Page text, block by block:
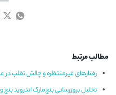
مطالب مرتبط
رفتارهای غیرمنتظره و چالش
تحلیل بروزرسانی بنچ‌مارک اندروید